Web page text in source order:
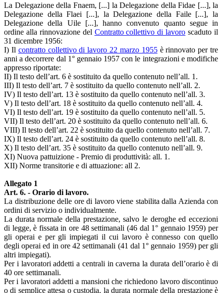
La Delegazione della Fnaem, [...] la Delegazione della Fidae [...], la
Delegazione della Flaei [...], la Delegazione della Faile [...], la
Delegazione della Uile [...], hanno convenuto quanto segue in
ordine alla rinnovazione del Contratto collettivo di lavoro scaduto il
31 dicembre 1956:
I) Il contratto collettivo di lavoro 22 marzo 1955è rinnovato per tre
anni a decorrere dal 1° gennaio 1957 con le integrazioni e modifiche
appresso riportate:
II) Il testo dell’art. 6 è sostituito da quello contenuto nell’all. 1.
III) Il testo dell’art. 7 è sostituito da quello contenuto nell’all. 2.
IV) Il testo dell’art. 13 è sostituito da quello contenuto nell’all. 3.
V) Il testo dell’art. 18 è sostituito da quello contenuto nell’all. 4.
VI) Il testo dell’art. 19 è sostituito da quello contenuto nell’all. 5.
VII) Il testo dell’art. 20 è sostituito da quello contenuto nell’all. 6.
VIII) Il testo dell’art. 22 è sostituito da quello contenuto nell’all. 7.
IX) Il testo dell’art. 24 è sostituito da quello contenuto nell’all. 8.
X) Il testo dell’art. 35 è sostituito da quello contenuto nell’all. 9.
XI) Nuova pattuizione - Premio di produttività: all. 1.
XII) Norme transitorie e di attuazione: all 2.
Allegato 1
Art. 6. - Orario di lavoro.
La distribuzione delle ore di lavoro viene stabilita dalla Azienda con
ordini di servizio o individualmente.
La durata normale della prestazione, salvo le deroghe ed eccezioni
di legge, è fissata in ore 48 settimanali (46 dal 1° gennaio 1959) per
gli operai e per gli impiegati il cui lavoro è connesso con quello
degli operai ed in ore 42 settimanali (41 dal 1° gennaio 1959) per gli
altri impiegati).
Per i lavoratori addetti a centrali in caverna la durata dell’orario è di
40 ore settimanali.
Per i lavoratori addetti a mansioni che richiedono lavoro discontinuo
o di semplice attesa o custodia, la durata normale della prestazione è